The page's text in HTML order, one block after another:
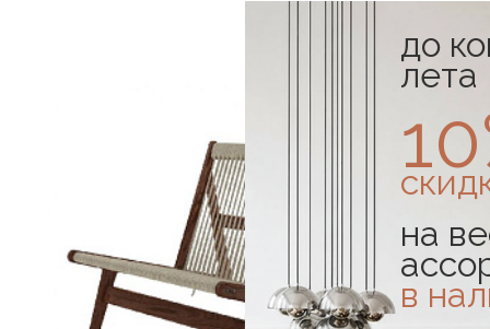
до
лета
на
в